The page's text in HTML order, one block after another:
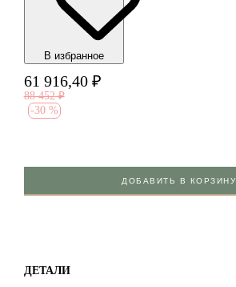
В избранноe
61 916,40 ₽
88 452 ₽
-30 %
ДОБАВИТЬ В КОРЗИНУ
ДЕТАЛИ